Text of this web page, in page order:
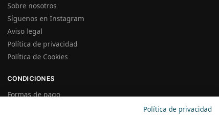
Sobre nosotros
Síguenos en Instagram
Aviso legal
Política de privacidad
Política de Cookies
CONDICIONES
Formas de pago
Política de privacidad